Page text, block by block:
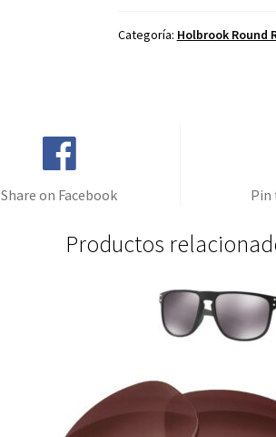
Oakley
cantidad
Categoría: Holbrook Round
Share on Facebook Pin
Productos